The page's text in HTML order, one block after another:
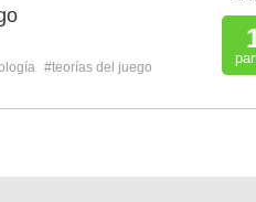
#teorías del juego